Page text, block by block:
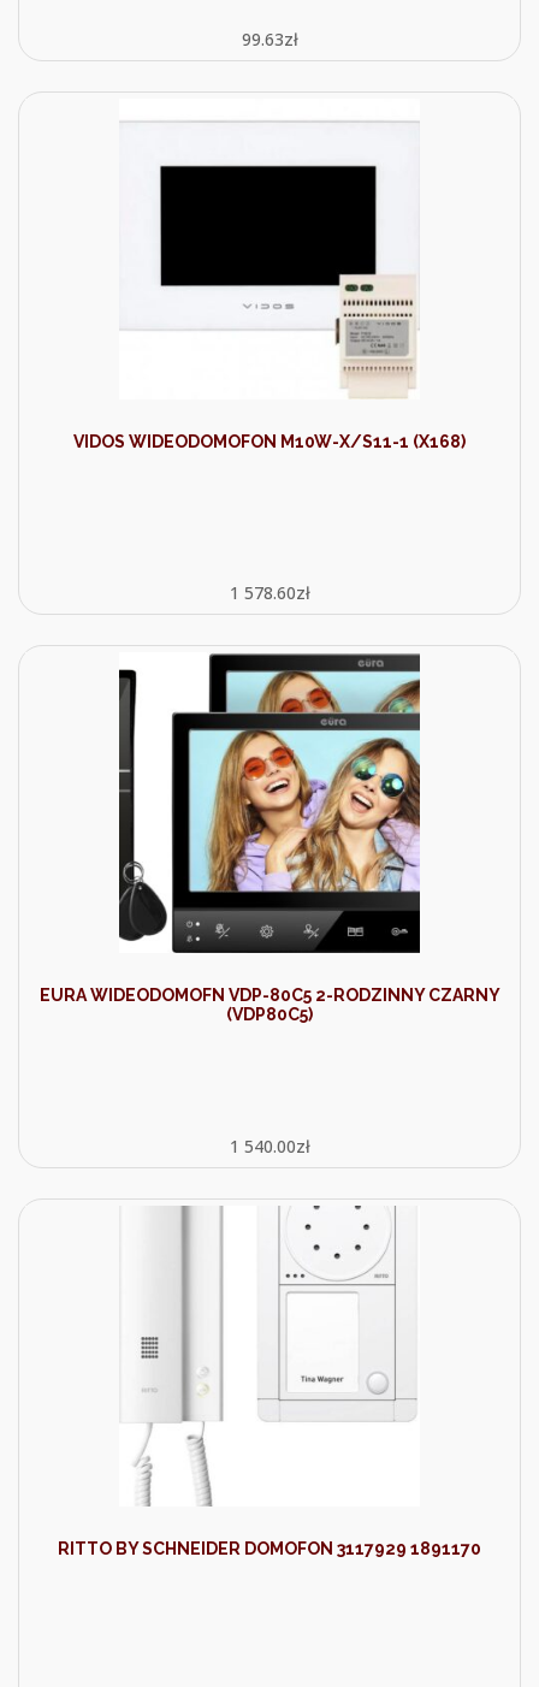
99.63zł
VIDOS WIDEODOMOFON M10W-X/S11-1 (X168)
1 578.60zł
EURA WIDEODOMOFN VDP-80C5 2-RODZINNY CZARNY
(VDP80C5)
1 540.00zł
RITTO BY SCHNEIDER DOMOFON 3117929 1891170